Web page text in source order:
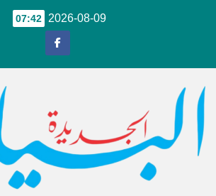
2026-08-09
07:42